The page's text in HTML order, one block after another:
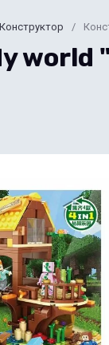
Конструктор /
world